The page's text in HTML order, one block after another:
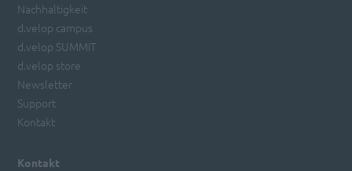
Kontakt
Nachhaltigkeit
d.velop campus
d.velop SUMMIT
d.velop store
Newsletter
Support
Kontakt